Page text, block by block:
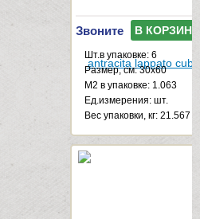
Звоните В КОРЗИНУ
Шт.в упаковке: 6
Размер, см: 30x60
М2 в упаковке: 1.063
Ед.измерения: шт.
Веc упаковки, кг: 21.567